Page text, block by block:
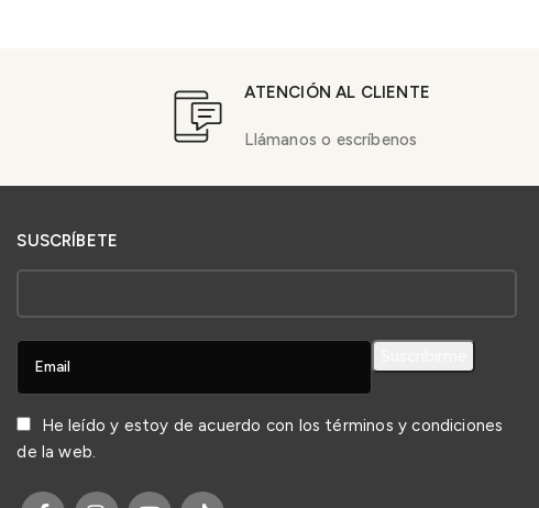
ATENCIÓN AL CLIENTE
Llámanos o escríbenos
SUSCRÍBETE
He leído y estoy de acuerdo con los términos y condiciones
de la web.